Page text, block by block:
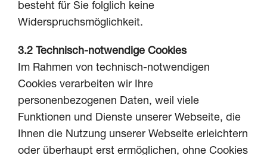
besteht für Sie folglich keine
Widerspruchsmöglichkeit.
3.2 Technisch-notwendige Cookies
Im Rahmen von technisch-notwendigen
Cookies verarbeiten wir Ihre
personenbezogenen Daten, weil viele
Funktionen und Dienste unserer Webseite, die
Ihnen die Nutzung unserer Webseite erleichtern
oder überhaupt erst ermöglichen, ohne Cookies